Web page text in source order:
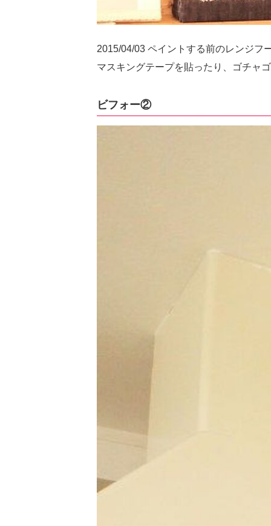
2015/04/03 ペイントする前のレンジフ
マスキングテープを貼ったり、ゴチャ
ビフォー②